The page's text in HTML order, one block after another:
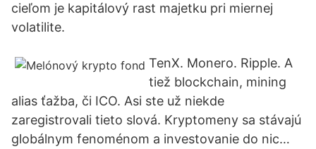
cieľom je kapitálový rast majetku pri miernej
volatilite.
TenX. Monero. Ripple. A
tiež blockchain, mining
alias ťažba, či ICO. Asi ste už niekde
zaregistrovali tieto slová. Kryptomeny sa stávajú
globálnym fenoménom a investovanie do nic…